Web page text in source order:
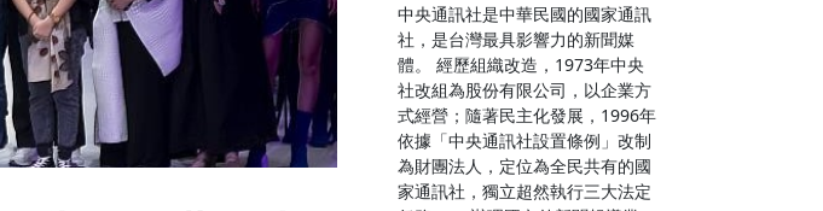
中央通訊社是中華民國的國家通訊
社，是台灣最具影響力的新聞媒
體。 經歷組織改造，1973年中央
社改組為股份有限公司，以企業方
式經營；隨著民主化發展，1996年
依據「中央通訊社設置條例」改制
為財團法人，定位為全民共有的國
家通訊社，獨立超然執行三大法定